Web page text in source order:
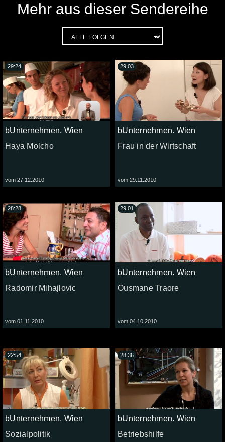
Mehr aus dieser Sendereihe
bUnternehmen. Wien
Haya Molcho
vom 27.12.2010
29:24
bUnternehmen. Wien
Frau in der Wirtschaft
vom 29.11.2010
29:03
bUnternehmen. Wien
Radomir Mihajlovic
vom 01.11.2010
28:28
bUnternehmen. Wien
Ousmane Traore
vom 04.10.2010
29:01
bUnternehmen. Wien
Sozialpolitik
22:54
bUnternehmen. Wien
Betriebshilfe
28:36